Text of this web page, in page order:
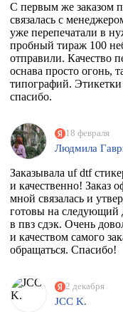
С первым же заказом
связалась с
уже перепечатали в
пробный тираж 100
отправили. Качество
оснава просто огонь,
типографий.
спасибо.
18 февраля
Людмила
Заказывала uf dtf
и качественно! Заказ
мной связалась и
готовы на следующий
в пвз сдэк. Очень
и качеством самого
обращаться. Спасибо!
2 декабря
JCC K.